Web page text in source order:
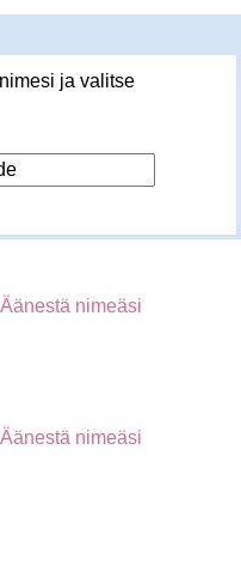
ja valitse
Äänestä nimeäsi
Äänestä nimeäsi